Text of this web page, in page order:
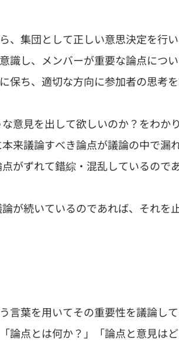
、集団として正しい意思決定を行
識し、メンバーが重要な論点につ
保ち、適切な方向に参加者の思考
意見を出して欲しいのか？をわか
来議論すべき論点が議論の中で漏
がずれて錯綜・混乱しているので
が続いているのであれば、それを
言葉を用いてその重要性を議論し
論点とは何か？」「論点と意見は